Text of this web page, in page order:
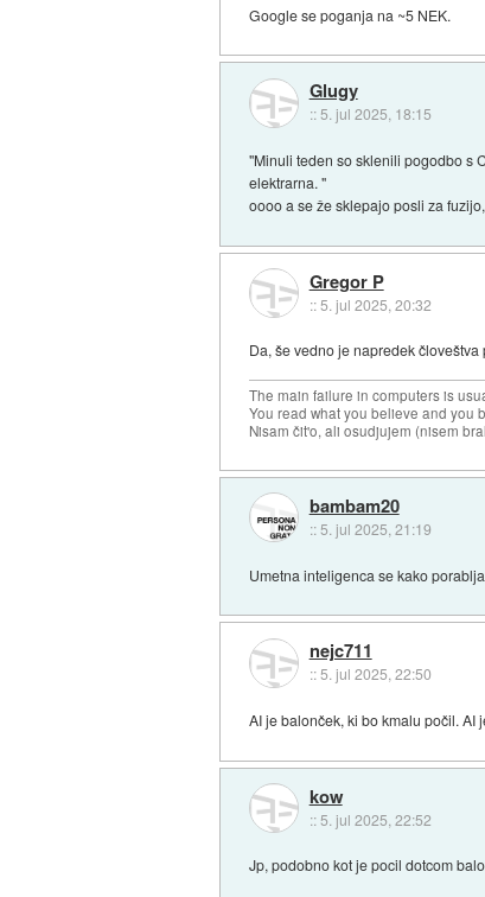
Google se poganja na ~5 NEK.
Glugy
:: 5. jul 2025, 18:15
"Minuli teden so sklenili pogodbo s
elektrarna. "
oooo a se že sklepajo posli za
Gregor P
::5. jul 2025, 20:32
Da, še vedno je napredek
The main failure in computers is
You read what you believe and you
Nisam čit'o, ali osudjujem (nisem
bambam20
:: 5. jul 2025, 21:19
Umetna inteligenca se kako
nejc711
::5. jul 2025, 22:50
AI je balonček, ki bo kmalu počil. AI
kow
:: 5. jul 2025, 22:52
Jp, podobno kot je pocil dotcom